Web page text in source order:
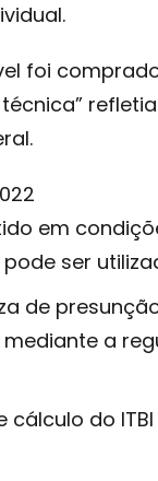
em
ser
de
a
do